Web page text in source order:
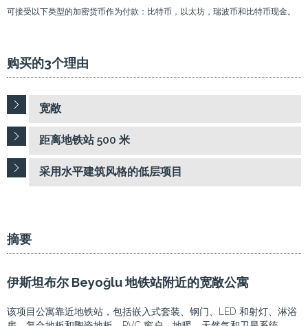
可接受以下类型的加密货币作为付款：比特币，以太坊，瑞波币和比特币现金。
购买的3个理由
宽敞
距离地铁站 500 米
采用水平建筑风格的低层项目
摘要
伊斯坦布尔 Beyoğlu 地铁站附近的宽敞公寓
该项目公寓靠近地铁站，包括嵌入式套装、钢门、LED 和射灯、淋浴